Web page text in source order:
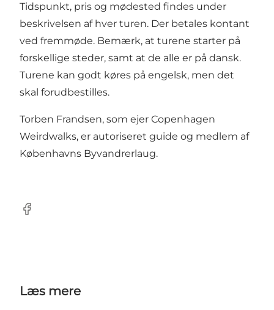
Tidspunkt, pris og mødested findes under
beskrivelsen af hver turen. Der betales kontant
ved fremmøde. Bemærk, at turene starter på
forskellige steder, samt at de alle er på dansk.
Turene kan godt køres på engelsk, men det
skal forudbestilles.
Torben Frandsen, som ejer Copenhagen
Weirdwalks, er autoriseret guide og medlem af
Københavns Byvandrerlaug.
Facebook
Læs mere